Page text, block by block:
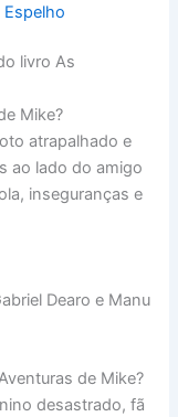
livro As
Mike?
atrapalhado e
ao lado do amigo
inseguranças e
Dearo e Manu
de Mike?
desastrado, fã